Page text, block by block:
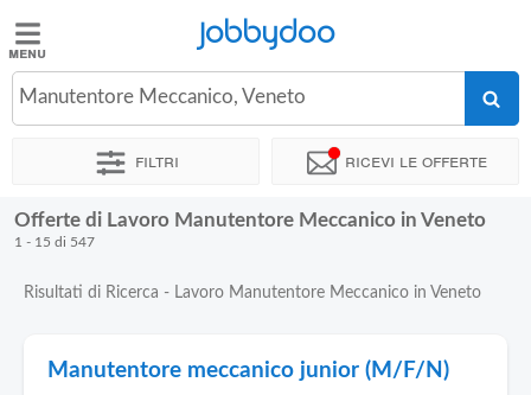
Jobbydoo
Offerte
Stipendi
Jobbydoo
Manutentore Meccanico, Veneto
Filtri Ricevi le offerte
Offerte di Lavoro Manutentore Meccanico in Veneto
1 - 15 di 547
Risultati di Ricerca - Lavoro Manutentore Meccanico in Veneto
Manutentore meccanico junior (M/F/N)